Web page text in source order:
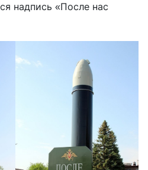
надпись «После нас